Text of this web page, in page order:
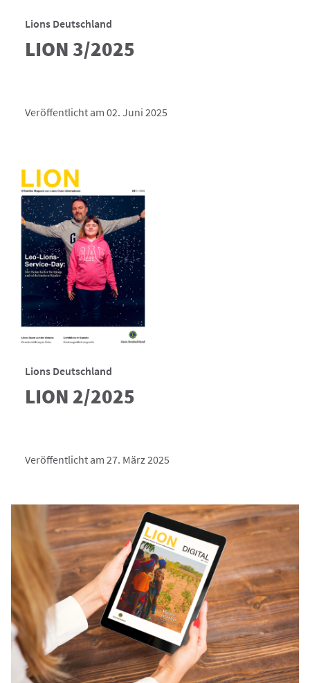
Lions Deutschland
LION 3/2025
Veröffentlicht am 02. Juni 2025
Lions Deutschland
LION 2/2025
Veröffentlicht am 27. März 2025